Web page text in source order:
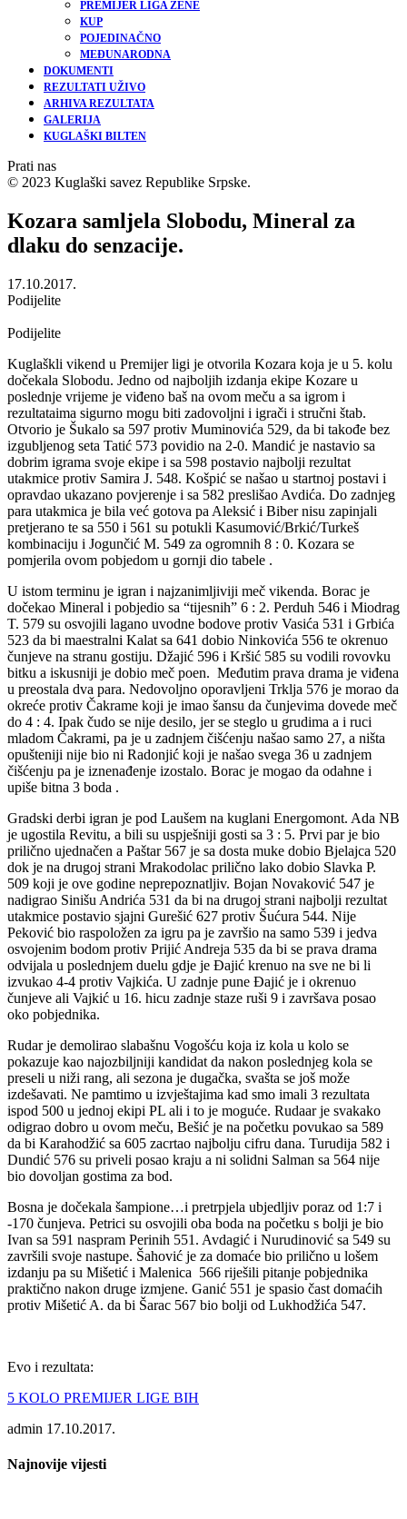
PREMIJER LIGA ŽENE
KUP
POJEDINAČNO
MEĐUNARODNA
DOKUMENTI
REZULTATI UŽIVO
ARHIVA REZULTATA
GALERIJA
KUGLAŠKI BILTEN
Prati nas
© 2023 Kuglaški savez Republike Srpske.
Kozara samljela Slobodu, Mineral za
dlaku do senzacije.
17.10.2017.
Podijelite
Podijelite
Kuglaškli vikend u Premijer ligi je otvorila Kozara koja je u 5. kolu
dočekala Slobodu. Jedno od najboljih izdanja ekipe Kozare u
poslednje vrijeme je viđeno baš na ovom meču a sa igrom i
rezultataima sigurno mogu biti zadovoljni i igrači i stručni štab.
Otvorio je Šukalo sa 597 protiv Muminovića 529, da bi takođe bez
izgubljenog seta Tatić 573 povidio na 2-0. Mandić je nastavio sa
dobrim igrama svoje ekipe i sa 598 postavio najbolji rezultat
utakmice protiv Samira J. 548. Košpić se našao u startnoj postavi i
opravdao ukazano povjerenje i sa 582 preslišao Avdića. Do zadnjeg
para utakmica je bila već gotova pa Aleksić i Biber nisu zapinjali
pretjerano te sa 550 i 561 su potukli Kasumović/Brkić/Turkeš
kombinaciju i Jogunčić M. 549 za ogromnih 8 : 0. Kozara se
pomjerila ovom pobjedom u gornji dio tabele .
U istom terminu je igran i najzanimljiviji meč vikenda. Borac je
dočekao Mineral i pobjedio sa “tijesnih” 6 : 2. Perduh 546 i Miodrag
T. 579 su osvojili lagano uvodne bodove protiv Vasića 531 i Grbića
523 da bi maestralni Kalat sa 641 dobio Ninkovića 556 te okrenuo
čunjeve na stranu gostiju. Džajić 596 i Kršić 585 su vodili rovovku
bitku a iskusniji je dobio meč poen. Međutim prava drama je viđena
u preostala dva para. Nedovoljno oporavljeni Trklja 576 je morao da
okreće protiv Čakrame koji je imao šansu da čunjevima dovede meč
do 4 : 4. Ipak čudo se nije desilo, jer se steglo u grudima a i ruci
mladom Čakrami, pa je u zadnjem čišćenju našao samo 27, a ništa
opušteniji nije bio ni Radonjić koji je našao svega 36 u zadnjem
čišćenju pa je iznenađenje izostalo. Borac je mogao da odahne i
upiše bitna 3 boda .
Gradski derbi igran je pod Laušem na kuglani Energomont. Ada NB
je ugostila Revitu, a bili su uspješniji gosti sa 3 : 5. Prvi par je bio
prilično ujednačen a Paštar 567 je sa dosta muke dobio Bjelajca 520
dok je na drugoj strani Mrakodolac prilično lako dobio Slavka P.
509 koji je ove godine neprepoznatljiv. Bojan Novaković 547 je
nadigrao Sinišu Andrića 531 da bi na drugoj strani najbolji rezultat
utakmice postavio sjajni Gurešić 627 protiv Šućura 544. Nije
Peković bio raspoložen za igru pa je završio na samo 539 i jedva
osvojenim bodom protiv Prijić Andreja 535 da bi se prava drama
odvijala u poslednjem duelu gdje je Đajić krenuo na sve ne bi li
izvukao 4-4 protiv Vajkića. U zadnje pune Đajić je i okrenuo
čunjeve ali Vajkić u 16. hicu zadnje staze ruši 9 i završava posao
oko pobjednika.
Rudar je demolirao slabašnu Vogošću koja iz kola u kolo se
pokazuje kao najozbiljniji kandidat da nakon poslednjeg kola se
preseli u niži rang, ali sezona je dugačka, svašta se još može
izdešavati. Ne pamtimo u izvještajima kad smo imali 3 rezultata
ispod 500 u jednoj ekipi PL ali i to je moguće. Rudaar je svakako
odigrao dobro u ovom meču, Bešić je na početku povukao sa 589
da bi Karahodžić sa 605 zacrtao najbolju cifru dana. Turudija 582 i
Dundić 576 su priveli posao kraju a ni solidni Salman sa 564 nije
bio dovoljan gostima za bod.
Bosna je dočekala šampione…i pretrpjela ubjedljiv poraz od 1:7 i
-170 čunjeva. Petrici su osvojili oba boda na početku s bolji je bio
Ivan sa 591 naspram Perinih 551. Avdagić i Nurudinović sa 549 su
završili svoje nastupe. Šahović je za domaće bio prilično u lošem
izdanju pa su Mišetić i Malenica 566 riješili pitanje pobjednika
praktično nakon druge izmjene. Ganić 551 je spasio čast domaćih
protiv Mišetić A. da bi Šarac 567 bio bolji od Lukhodžića 547.
Evo i rezultata:
5 KOLO PREMIJER LIGE BIH
admin 17.10.2017.
Najnovije vijesti